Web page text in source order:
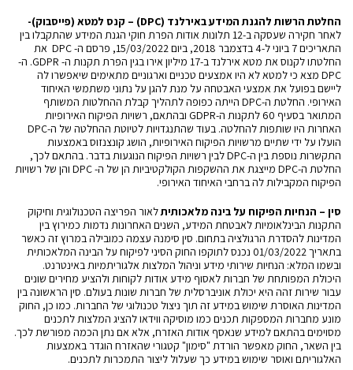
החלטת הרשות להגנת המידע באירלנד (DPC) – קנס למטא (פייסבוק)-
לאחר חקירה שעסקה ב-12 תלונות אודות הפרת חוקי הגנת המידע שהתקבלו בין
התאריכים 7 ביוני ל-4 בדצמבר 2018, ביום 15/03/2022,
פרסם
ה- DPC את
החלטתו לקנוס את מטא אירלנד ב-17 מיליון אירו בגין הפרת תקנות ה- GDPR. ה-
DPC מצא כי למטא לא היו אמצעים טכניים וארגוניים מתאימים שיאפשרו לה
ליישם בפועל את אמצעי האבטחה על מנת להגן על נתוני משתמשי האיחוד
האירופי.
החלטת ה-DPC הייתה כפופה לתהליך קבלת ההחלטות המשותף
המתואר בסעיף 60 לתקנות ה-GDPR ובהתאם, רשויות הפיקוח האירופיות
האחרות היו שותפות להחלטה. בעוד שהתנגדויות לטיוטת ההחלטה של ה-DPC
הועלו על ידי שתיים מרשויות הפיקוח האירופיות, הושג קונצנזוס באמצעות
התקשרות נוספת בין ה-DPC לבין רשויות הפיקוח הנוגעות בדבר. בהתאם לכך,
החלטת ה-DPC מייצגת את ההשקפות הקולקטיביות הן של ה- DPC והן של רשויות
הפיקוח המקבילות לה ברחבי האיחוד האירופי.
סין – הנחיות הפיקוח על בינה מלאכותיתלאור הפריצה הטכנולוגית וחיקוק
התקנות הבינלאומיות לאבטחת המידע, השנים האחרונות נדמות כמירוץ בין
המדינות להסדרת הרגולציה בתחום. סין סימנה עצמה כמובילה במרוץ זה כאשר
בתאריך 01/03/2022 נכנס לתוקפו
החוק הסינילפיקוח על הבינה המלאכותית
ובשמו המלא: הנחיות שירותי מידע וניהול המלצות אלגוריתמיות באינטרנט.
היכולת המפותחת של חברות לאסוף מידע אודות לקוחות ולהציע מחירים שונים
עבור שירות זהה היא יכולת אוניברסלית של חברות שונות בעולם. סין הראשונה בין
המדינות האוסרת שימוש במידע זה תוך ניצול טכנולוגי של החברות. כמו כן, החוק
מונע מחברות המספקות תכנים כמו מוסיקה ווידאו להציג המלצות לתכנים
מסוימים בהתאם למידע שנאסף אודות האזרח, אלא אם נתן הכמה מפורשת לכך.
בין השאר, החוק מאפשר הורדת "סימון" קטגורי שהאזרח הוגדר באמצעות
האלגוריתם ואוסר שימוש במידע כך שעלול ליצור התמכרות לתכנים.